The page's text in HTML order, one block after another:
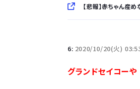
【悲報】赤ちゃん産め
6: 2020/10/20(火)
グランドセイコーや